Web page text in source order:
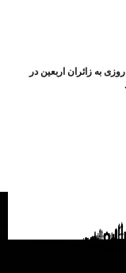
به زائران اربعین در